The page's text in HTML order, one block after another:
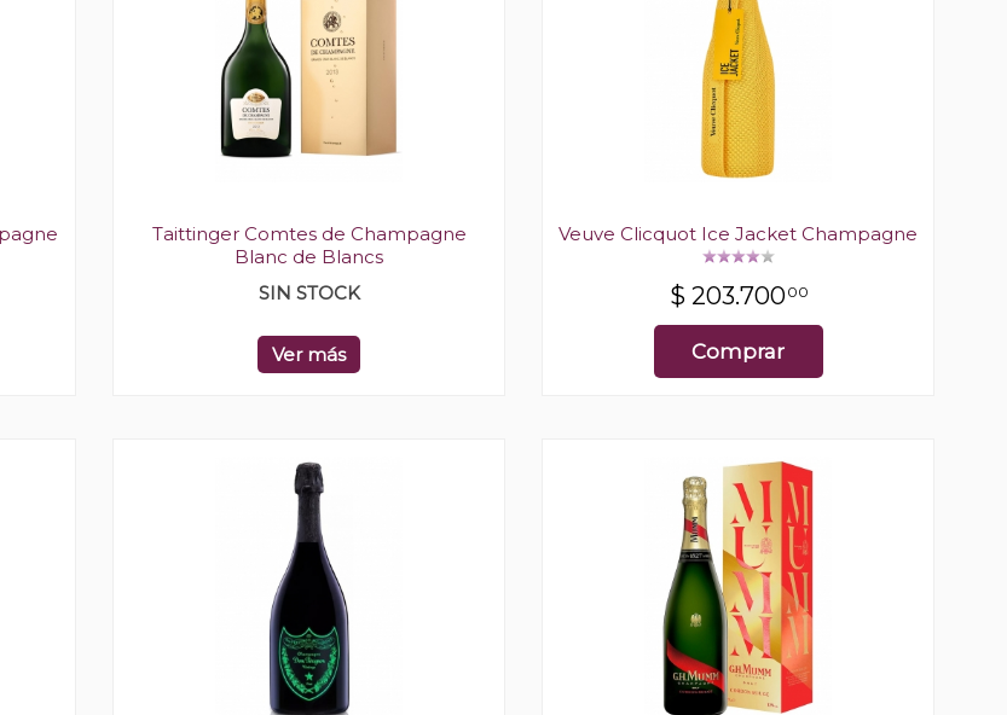
Taittinger Comtes de Champagne
Blanc de Blancs
SIN STOCK
Ver más
Veuve Clicquot Ice Jacket Champagne
$ 203.70000
Comprar